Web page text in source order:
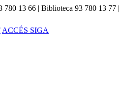
780 13 66 | Biblioteca 93 780 13 77 |
ACCÉS SIGA